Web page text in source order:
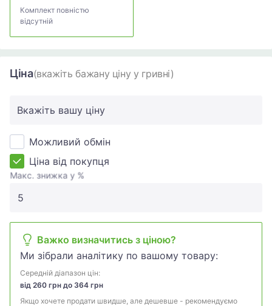
Комплект повністю
відсутній
Ціна(вкажіть бажану ціну у гривні)
Вкажіть вашу ціну
Можливий обмін
Ціна від покупця
Макс. знижка у %
Важко визначитись з ціною?
Ми зібрали аналітику по вашому товару:
Середній діапазон цін:
від 260 грн до 364 грн
Якщо хочете продати швидше, але дешевше - рекомендуємо